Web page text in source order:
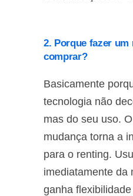
2. Porque fazer um
comprar?
Basicamente
tecnologia não
mas do seu uso.
mudança torna a
para o renting.
imediatamente da
ganha